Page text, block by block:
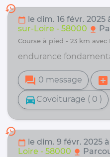
history
calendar_today le dim. 16 févr. 2025
sur-Loire - 58000 nature
course à pied - 23 km
endurance
forum 0 message add_box
directions_car Covoiturage ( 0 )
history
calendar_today le dim. 9 févr. 2025
Loire - 58000 nature